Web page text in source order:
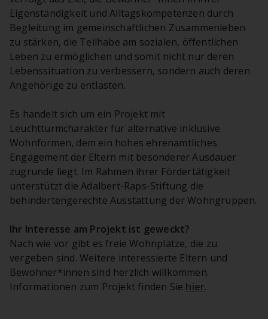
Eigenständigkeit und Alltagskompetenzen durch
Begleitung im gemeinschaftlichen Zusammenleben
zu stärken, die Teilhabe am sozialen, öffentlichen
Leben zu ermöglichen und somit nicht nur deren
Lebenssituation zu verbessern, sondern auch deren
Angehörige zu entlasten.
Es handelt sich um ein Projekt mit
Leuchtturmcharakter für alternative inklusive
Wohnformen, dem ein hohes ehrenamtliches
Engagement der Eltern mit besonderer Ausdauer
zugrunde liegt. Im Rahmen ihrer Fördertätigkeit
unterstützt die Adalbert-Raps-Stiftung die
behindertengerechte Ausstattung der Wohngruppen.
Ihr Interesse am Projekt ist geweckt?
Nach wie vor gibt es freie Wohnplätze, die zu
vergeben sind. Weitere interessierte Eltern und
Bewohner*innen sind herzlich willkommen.
Informationen zum Projekt finden Sie hier.